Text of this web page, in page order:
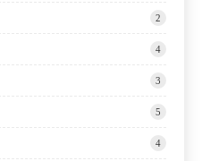
2
4
3
5
4